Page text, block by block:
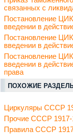
связанных с
Постановление
введении в
Постановление
введении в
Постановление
введении в
права
ПОХОЖИЕ
Циркуляры СССР
Прочие СССР 1917-
Правила СССР